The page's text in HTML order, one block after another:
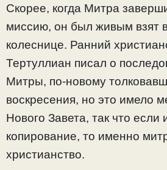
Скорее, когда Митра
миссию, он был живым взят
колеснице. Ранний
Тертуллиан писал о
Митры, по-новому
воскресения, но это имело
Нового Завета, так что если
копирование, то именно
христианство.